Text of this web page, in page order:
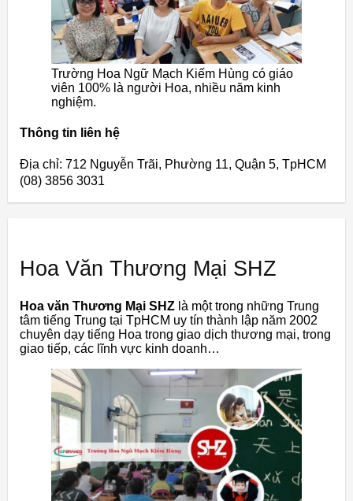
Trường Hoa Ngữ Mạch Kiếm Hùng có giáo
viên 100% là người Hoa, nhiều năm kinh
nghiệm.
Thông tin liên hệ
Địa chỉ: 712 Nguyễn Trãi, Phường 11, Quận 5, TpHCM
(08) 3856 3031
Hoa Văn Thương Mại SHZ
Hoa văn Thương Mại SHZ là một trong những Trung
tâm tiếng Trung tại TpHCM uy tín thành lập năm 2002
chuyên dạy tiếng Hoa trong giao dịch thương mại, trong
giao tiếp, các lĩnh vực kinh doanh…